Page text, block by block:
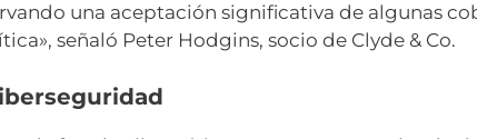
una aceptación significativa de algunas
señaló Peter Hodgins, socio de Clyde & Co.